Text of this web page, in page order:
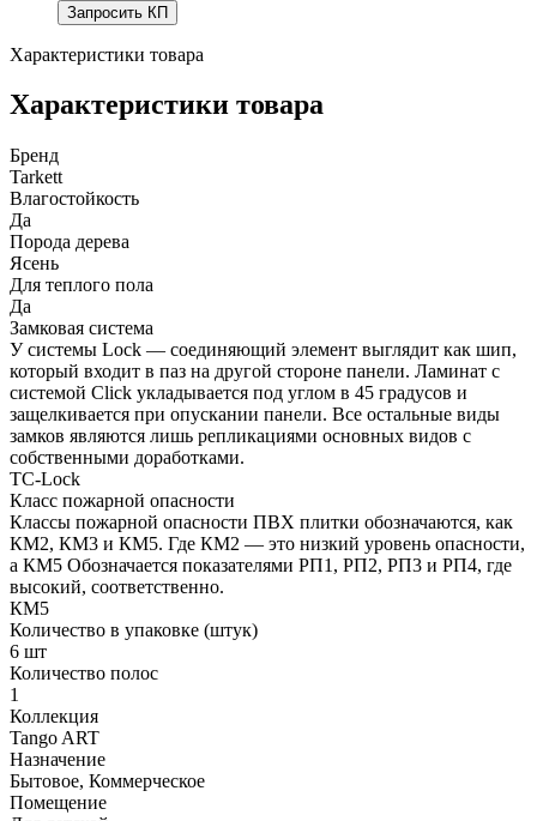
Запросить КП
Характеристики товара
Характеристики товара
Бренд
Tarkett
Влагостойкость
Да
Порода дерева
Ясень
Для теплого пола
Да
Замковая система
У системы Lock — соединяющий элемент выглядит как шип,
который входит в паз на другой стороне панели. Ламинат с
системой Click укладывается под углом в 45 градусов и
защелкивается при опускании панели. Все остальные виды
замков являются лишь репликациями основных видов с
собственными доработками.
TC-Lock
Класс пожарной опасности
Классы пожарной опасности ПВХ плитки обозначаются, как
КМ2, КМ3 и КМ5. Где КМ2 — это низкий уровень опасности,
а КМ5 Обозначается показателями РП1, РП2, РП3 и РП4, где
высокий, соответственно.
КМ5
Количество в упаковке (штук)
6 шт
Количество полос
1
Коллекция
Tango ART
Назначение
Бытовое, Коммерческое
Помещение